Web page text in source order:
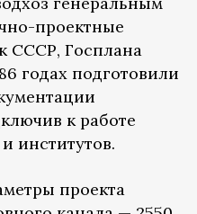
проектные
СССР, Госплана
годах подготовили
к работе
институтов.
проекта